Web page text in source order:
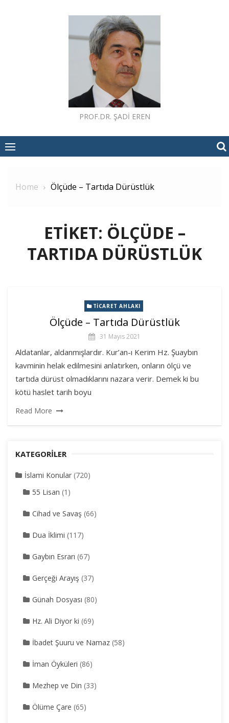
PROF.DR. ŞADI EREN
Home Ölçüde – Tartıda Dürüstlük
ETIKET: ÖLÇÜDE –
TARTIDA DÜRÜSTLÜK
TICARET AHLAKI
Ölçüde – Tartıda Dürüstlük
31 Mayıs 2021
Aldatanlar, aldanmışlardır. Kur’an-ı Kerim Hz. Şuaybın
kavminin helak edilmesini anlatırken, onların ölçü ve
tartıda dürüst olmadıklarını nazara verir. Demek ki bu
kötü haslet tarih boyu
Read More
KATEGORILER
İslami Konular (720)
55 Lisan (1)
Cihad ve Savaş (66)
Dua İklimi (117)
Gaybın Esrarı (67)
Gerçeği Arayış (37)
Günah Dosyası (80)
Hz. Ali Diyor ki (69)
İbadet Şuuru ve Namaz (58)
İman Öyküleri (86)
Mezhep ve Din (33)
Ölüme Çare (65)